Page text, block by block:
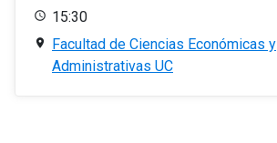
15:30
Facultad de Ciencias Económicas y
Administrativas UC